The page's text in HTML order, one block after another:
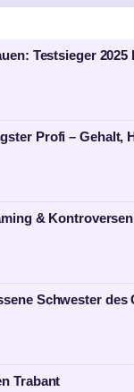
Testsieger
Profi – Gehalt,
&
Schwester des
Trabant